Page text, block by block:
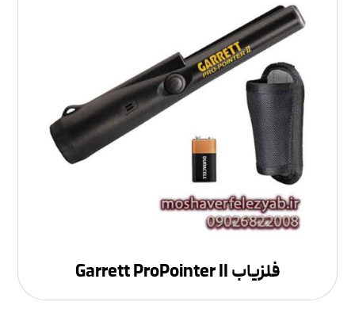
فلزیاب Garrett ProPointer II